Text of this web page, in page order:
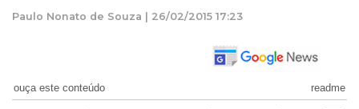
Paulo Nonato de Souza | 26/02/2015 17:23
ouça este conteúdo readme